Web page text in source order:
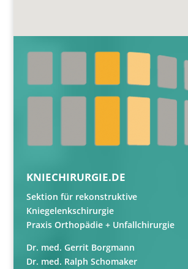
KNIECHIRURGIE.DE
Sektion für rekonstruktive
Kniegelenkschirurgie
Praxis Orthopädie + Unfallchirurgie
Dr. med. Gerrit Borgmann
Dr. med. Ralph Schomaker